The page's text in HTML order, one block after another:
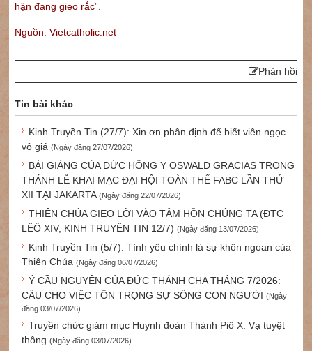
hận đang gieo rắc”.
Nguồn: Vietcatholic.net
Phản hồi
Tin bài khác
Kinh Truyền Tin (27/7): Xin ơn phân định để biết viên ngọc
vô giá(Ngày đăng 27/07/2026)
BÀI GIẢNG CỦA ĐỨC HỒNG Y OSWALD GRACIAS TRONG
THÁNH LỄ KHAI MẠC ĐẠI HỘI TOÀN THỂ FABC LẦN THỨ
XII TẠI JAKARTA(Ngày đăng 22/07/2026)
THIÊN CHÚA GIEO LỜI VÀO TÂM HỒN CHÚNG TA (ĐTC
LÊÔ XIV, KINH TRUYỀN TIN 12/7)(Ngày đăng 13/07/2026)
Kinh Truyền Tin (5/7): Tình yêu chính là sự khôn ngoan của
Thiên Chúa(Ngày đăng 06/07/2026)
Ý CẦU NGUYỆN CỦA ĐỨC THÁNH CHA THÁNG 7/2026:
CẦU CHO VIỆC TÔN TRỌNG SỰ SỐNG CON NGƯỜI(Ngày
đăng 03/07/2026)
Truyền chức giám mục Huynh đoàn Thánh Piô X: Vạ tuyệt
thông(Ngày đăng 03/07/2026)